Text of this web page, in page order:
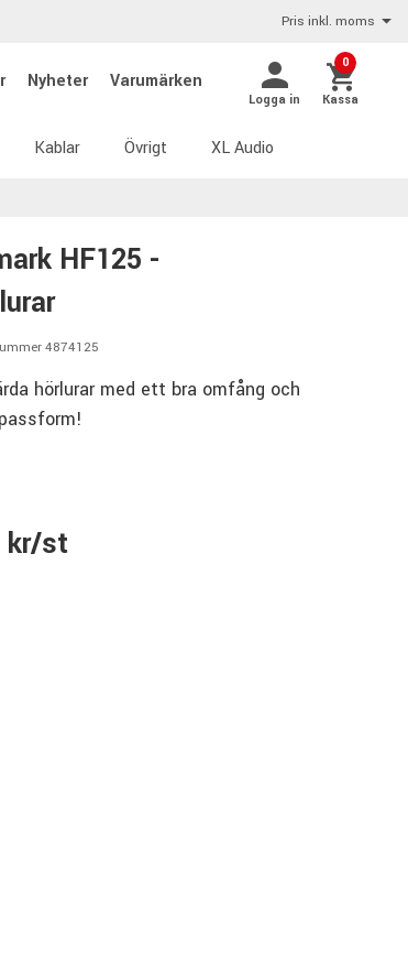
Pris inkl. moms
Nyheter Varumärken
Logga in
0
Kassa
Kablar Övrigt XL Audio
HF125 -
4874125
hörlurar med ett bra omfång och
kr/st